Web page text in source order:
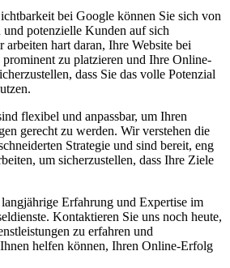
bei Google können Sie sich von
potenzielle Kunden auf sich
arbeiten hart daran, Ihre Website bei
prominent zu platzieren und Ihre Online-
dass Sie das volle Potenzial
flexibel und anpassbar, um Ihren
gerecht zu werden. Wir verstehen die
Strategie und sind bereit, eng
um sicherzustellen, dass Ihre Ziele
Erfahrung und Expertise im
Kontaktieren Sie uns noch heute,
zu erfahren und
helfen können, Ihren Online-Erfolg